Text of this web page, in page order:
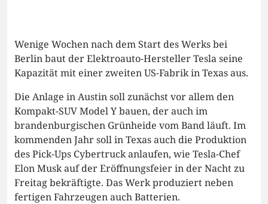
Wenige Wochen nach dem Start des Werks bei
Berlin baut der Elektroauto-Hersteller Tesla seine
Kapazität mit einer zweiten US-Fabrik in Texas aus.
Die Anlage in Austin soll zunächst vor allem den
Kompakt-SUV Model Y bauen, der auch im
brandenburgischen Grünheide vom Band läuft. Im
kommenden Jahr soll in Texas auch die Produktion
des Pick-Ups Cybertruck anlaufen, wie Tesla-Chef
Elon Musk auf der Eröffnungsfeier in der Nacht zu
Freitag bekräftigte. Das Werk produziert neben
fertigen Fahrzeugen auch Batterien.